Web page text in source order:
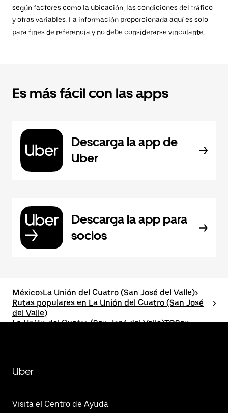
según factores como la ubicación, las condiciones del tráfico
y otras variables. La información proporcionada aquí es solo
para fines de referencia y no debe considerarse vinculante.
Es más fácil con las apps
Descarga la app de
Uber
Descarga la app para
socios
México>La Unión del Cuatro (San José del Valle)>
Rutas populares en La Unión del Cuatro (San José
del Valle)
>
La Unión del Cuatro (San José del Valle)TOSan
Uber
Visita el Centro de Ayuda